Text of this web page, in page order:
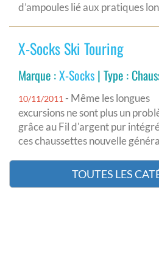
d’ampoules lié aux pratiques
X-Socks Ski Touring
Marque :X-Socks | Type :
10/11/2011 - Même les longues
excursions ne sont plus un
grâce au Fil d'argent pur
ces chaussettes nouvelle
TOUTES LES